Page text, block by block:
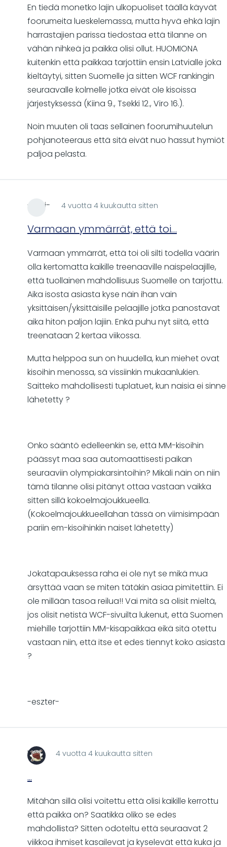
En tiedä monetko lajin ulkopuoliset täällä käyvät
foorumeita lueskelemassa, mutta hyvä ehkä lajin
harrastajien parissa tiedostaa että tilanne on
vähän nihkeä ja paikka olisi ollut. HUOMIONA
kuitenkin että paikkaa tarjottiin ensin Latvialle joka
kieltäytyi, sitten Suomelle ja sitten WCF rankingin
seuraavalle kolmelle jotka eivät ole kisoissa
järjestyksessä (Kiina 9., Tsekki 12., Viro 16.).
Noin muuten oli taas sellainen foorumihuutelun
pohjanoteeraus että sitä eivät nuo hassut hymiöt
paljoa pelasta.
-ezzi- 4 vuotta 4 kuukautta sitten
Varmaan ymmärrät, että toi…
Varmaan ymmärrät, että toi oli silti todella väärin
olla kertomatta kaikille treenaaville naispelaajille,
että tuollainen mahdollisuus Suomelle on tarjottu.
Aika isosta asiasta kyse näin ihan vain
yksittäisen/yksittäisille pelaajille jotka panostavat
aika hiton paljon lajiin. Enkä puhu nyt siitä, että
treenataan 2 kertaa viikossa.
Mutta helppoa sun on huudella, kun miehet ovat
kisoihin menossa, sä vissiinkin mukaanlukien.
Saitteko mahdollisesti tuplatuet, kun naisia ei sinne
lähetetty ?
Onko sääntö edelleenkin se, että MM-kisoihin
päässyt maa saa automaattisesti paikan
seuraaviin olympiakarsintoihin? Mikäli näin on niin
tämä tilanne olisi pitänyt ottaa vastaan vaikka
sitten sillä kokoelmajoukkueella.
(Kokoelmajoukkueellahan tässä on viimisimpään
pariin em-kisoihinkin naiset lähetetty)
Jokatapauksessa raha ei ole nyt se mikä mua
ärsyttää vaan se miten tätäkin asiaa pimitettiin. Ei
ole millään tasoa reilua!! Vai mitä sä olisit mieltä,
jos olisit netistä WCF-sivuilta lukenut, että Suomen
miehille tarjottiin MM-kisapaikkaa eikä sitä otettu
vastaan niin, että itse et edes tiennyt koko asiasta
?
-eszter-
Leox 4 vuotta 4 kuukautta sitten
...
Mitähän sillä olisi voitettu että olisi kaikille kerrottu
että paikka on? Saatikka oliko se edes
mahdollista? Sitten odoteltu että seuraavat 2
viikkoa ihmiset kasailevat ja kyselevät että kuka ja